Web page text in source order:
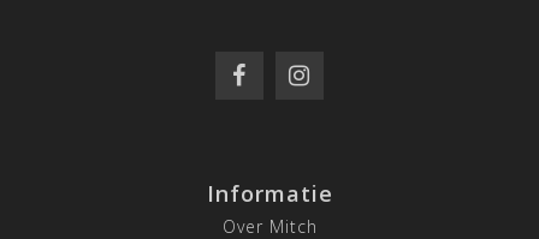
Informatie
Over Mitch